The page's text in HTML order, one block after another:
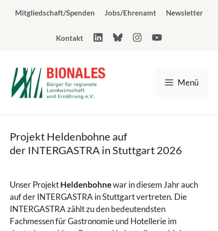
InhaltMitgliedschaft/Spenden Jobs/Ehrenamt Newsletter
Kontakt
Menü
Projekt Heldenbohne auf
der INTERGASTRA in Stuttgart 2026
Unser ProjektHeldenbohnewar in diesem Jahr auch
auf der INTERGASTRA in Stuttgart vertreten. Die
INTERGASTRA zählt zu den bedeutendsten
Fachmessen für Gastronomie und Hotellerie im